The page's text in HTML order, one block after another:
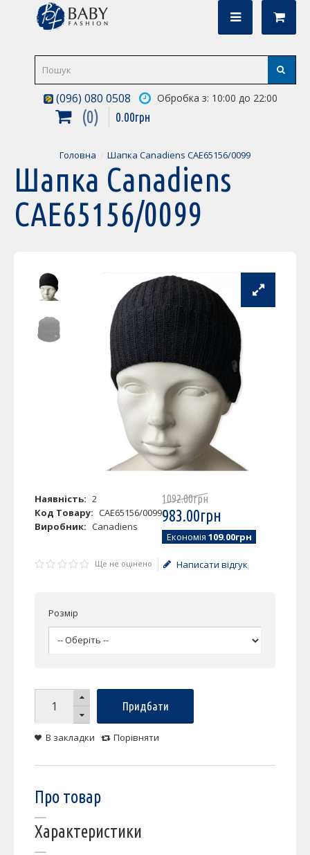
(096) 080 0508 Обробка з: 10:00 до 22:00
0 0.00грн
Головна Шапка Canadiens CAE65156/0099
Шапка Canadiens
CAE65156/0099
Наявність: 2
Код Товару: CAE65156/0099
Виробник: Canadiens
1092.00грн
983.00грн
Економія 109.00грн
Ще не оцінено Написати відгук
Розмір
Придбати
В закладки Порівняти
Про товар
Характеристики